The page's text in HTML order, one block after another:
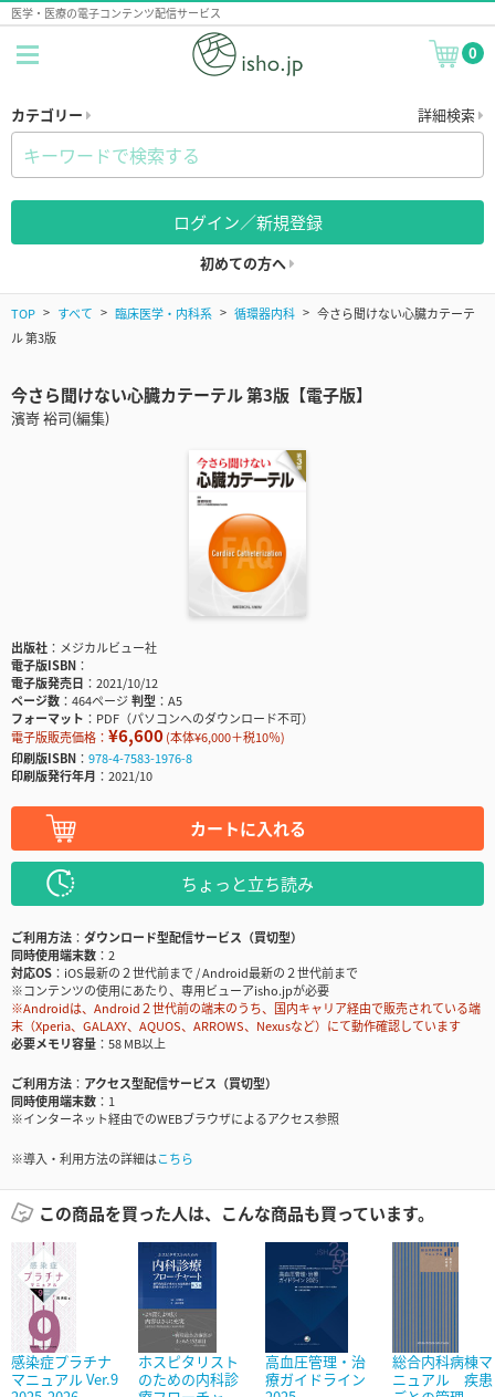
医学・医療の電子コンテンツ配信サービス
0
カテゴリー 詳細検索
ログイン／新規登録
初めての方へ
TOP すべて 臨床医学・内科系 循環器内科
今さら聞けない心臓カテーテ
ル 第3版
今さら聞けない心臓カテーテル 第3版【電子版】
濱嵜 裕司(編集)
出版社
メジカルビュー社
電子版ISBN
電子版発売日
2021/10/12
ページ数
464ページ判型
A5
フォーマット
PDF（パソコンへのダウンロード不可）
電子版販売価格： ¥6,600(本体¥6,000＋税10％)
印刷版ISBN
978-4-7583-1976-8
印刷版発行年月
2021/10
カートに入れる
ちょっと立ち読み
ご利用方法
ダウンロード型配信サービス（買切型）
同時使用端末数
2
対応OS
iOS最新の２世代前まで / Android最新の２世代前まで
※コンテンツの使用にあたり、専用ビューアisho.jpが必要
※Androidは、Android２世代前の端末のうち、国内キャリア経由で販売されている端
末（Xperia、GALAXY、AQUOS、ARROWS、Nexusなど）にて動作確認しています
必要メモリ容量
58 MB以上
ご利用方法
アクセス型配信サービス（買切型）
同時使用端末数
1
※インターネット経由でのWEBブラウザによるアクセス参照
※導入・利用方法の詳細はこちら
この商品を買った人は、こんな商品も買っています。
感染症プラチナ
マニュアル Ver.9
ホスピタリスト
のための内科診
高血圧管理・治
療ガイドライン
総合内科病棟マ
ニュアル 疾患